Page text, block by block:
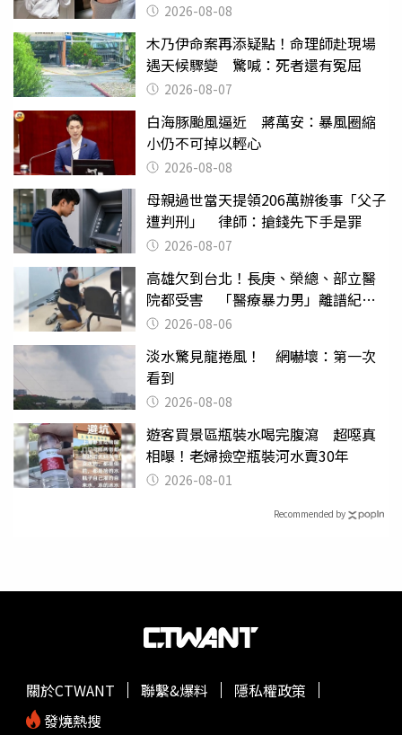
2026-08-08
木乃伊命案再添疑點！命理師赴現場
遇天候驟變 驚喊：死者還有冤屈
2026-08-07
白海豚颱風逼近 蔣萬安：暴風圈縮
小仍不可掉以輕心
2026-08-08
母親過世當天提領206萬辦後事「父子
遭判刑」 律師：搶錢先下手是罪
2026-08-07
高雄欠到台北！長庚、榮總、部立醫
院都受害 「醫療暴力男」離譜紀錄
曝光2026-08-06
淡水驚見龍捲風！ 網嚇壞：第一次
看到
2026-08-08
遊客買景區瓶裝水喝完腹瀉 超噁真
相曝！老婦撿空瓶裝河水賣30年
2026-08-01
Recommended by
關於CTWANT 聯繫&爆料
隱私權政策
發燒熱搜